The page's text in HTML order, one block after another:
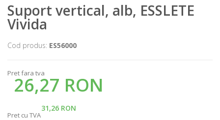
Suport vertical, alb, ESSLETE
Vivida
Cod produs: ES56000
Pret fara tva
26,27 RON
31,26 RON
Pret cu TVA